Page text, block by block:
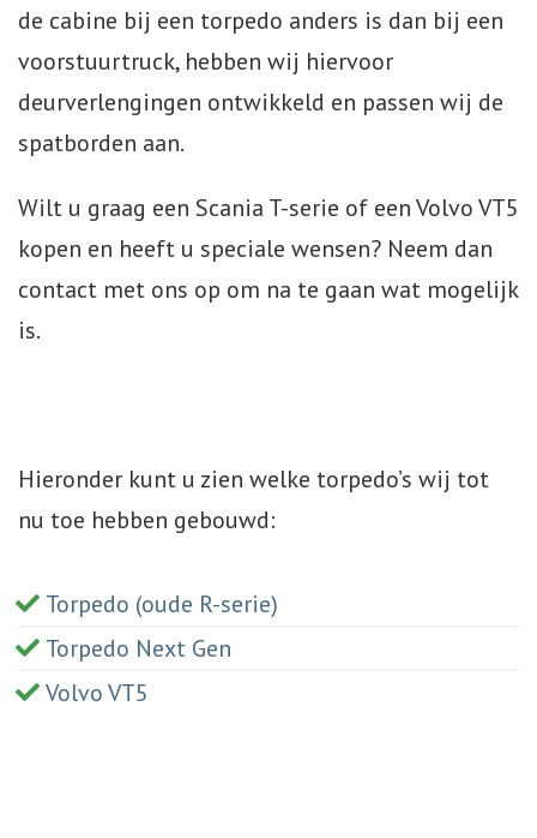
de cabine bij een torpedo anders is dan bij een
voorstuurtruck, hebben wij hiervoor
deurverlengingen ontwikkeld en passen wij de
spatborden aan.
Wilt u graag een Scania T-serie of een Volvo VT5
kopen en heeft u speciale wensen? Neem dan
contact met ons op om na te gaan wat mogelijk
is.
Hieronder kunt u zien welke torpedo’s wij tot
nu toe hebben gebouwd:
Torpedo (oude R-serie)
Torpedo Next Gen
Volvo VT5